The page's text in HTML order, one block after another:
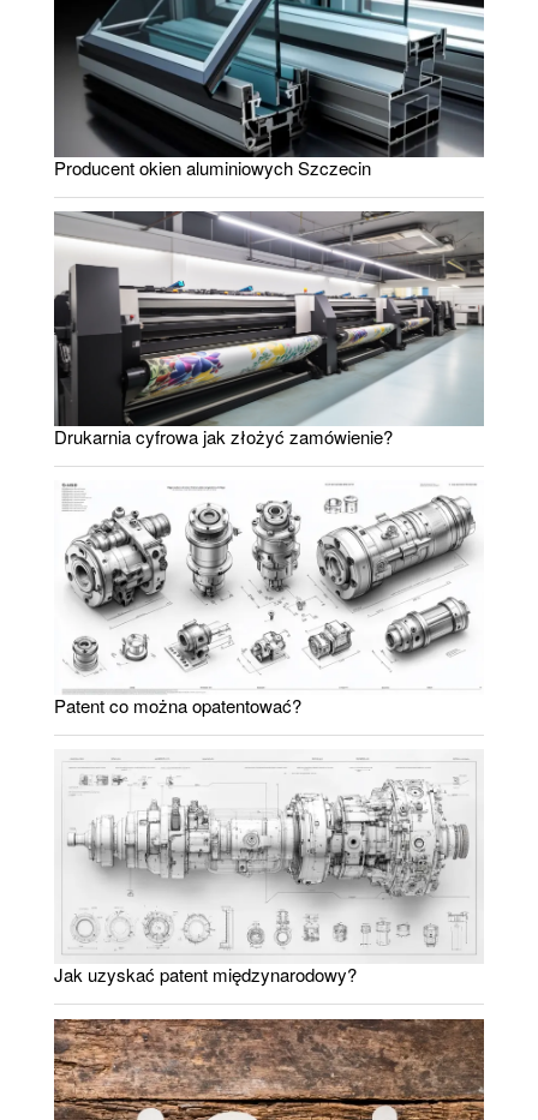
Producent okien aluminiowych Szczecin
Drukarnia cyfrowa jak złożyć zamówienie?
Patent co można opatentować?
Jak uzyskać patent międzynarodowy?